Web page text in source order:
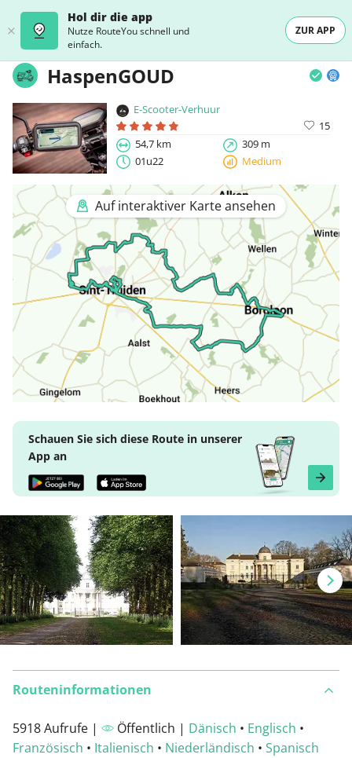
Hol dir die app
Nutze RouteYou schnell und
einfach.
ZUR APP
HaspenGOUD
E-Scooter-Verhuur
15
54,7 km
309 m
01u22
Medium
Auf interaktiver Karte ansehen
Schauen Sie sich diese Route in unserer
App an
Routeninformationen
5918 Aufrufe | Öffentlich | Dänisch • Englisch •
Französisch • Italienisch • Niederländisch • Spanisch